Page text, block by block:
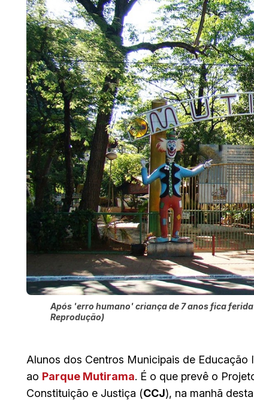
Após 'erro humano' criança de 7 anos fica
Reprodução)
Alunos dos Centros Municipais de Educação
ao Parque Mutirama. É o que prevê o
Constituição e Justiça (CCJ), na manhã